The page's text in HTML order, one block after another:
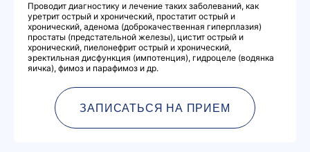
Проводит диагностику и лечение таких заболеваний, как
уретрит острый и хронический, простатит острый и
хронический, аденома (доброкачественная гиперплазия)
простаты (предстательной железы), цистит острый и
хронический, пиелонефрит острый и хронический,
эректильная дисфункция (импотенция), гидроцеле (водянка
яичка), фимоз и парафимоз и др.
ЗАПИСАТЬСЯ НА ПРИЕМ